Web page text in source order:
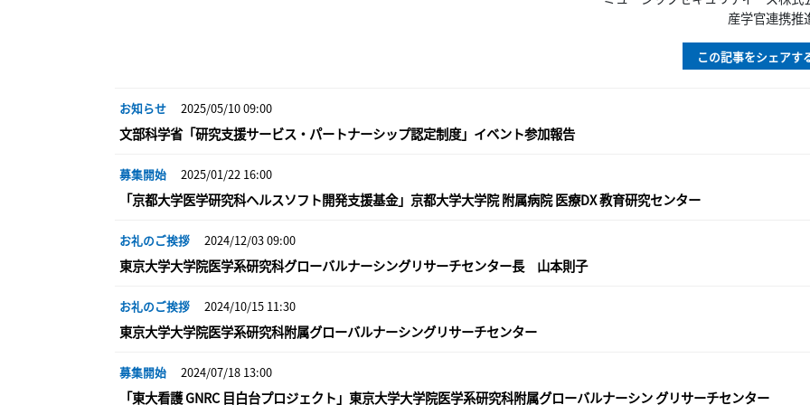
産学官連携推
この記事をシェアす
お知らせ 2025/05/10 09:00
文部科学省「研究支援サービス・パートナーシップ認定制度」イベント参加報告
募集開始 2025/01/22 16:00
「京都大学医学研究科ヘルスソフト開発支援基金」京都大学大学院 附属病院 医療DX 教育研究センター
お礼のご挨拶 2024/12/03 09:00
東京大学大学院医学系研究科グローバルナーシングリサーチセンター長 山本則子
お礼のご挨拶 2024/10/15 11:30
東京大学大学院医学系研究科附属グローバルナーシングリサーチセンター
募集開始 2024/07/18 13:00
「東大看護 GNRC 目白台プロジェクト」東京大学大学院医学系研究科附属グローバルナーシン グリサーチセンター